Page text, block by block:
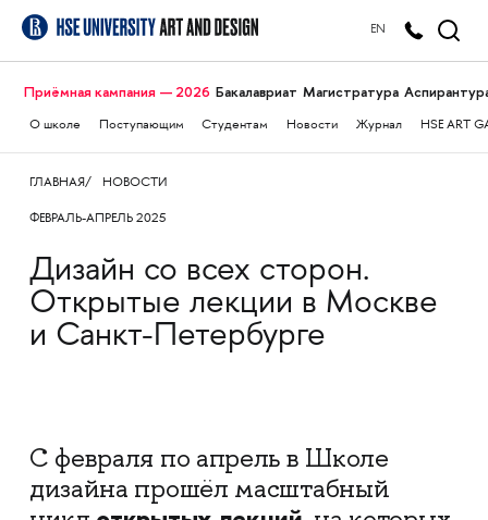
EN
Приёмная кампания — 2026 Бакалавриат Магистратура
О школе Поступающим Студентам Новости Журнал HSE ART
ГЛАВНАЯ НОВОСТИ
ФЕВРАЛЬ-АПРЕЛЬ 2025
Дизайн со всех сторон.
Открытые лекции в Москве
и Санкт-Петербурге
С февраля по апрель в Школе
дизайна прошёл масштабный